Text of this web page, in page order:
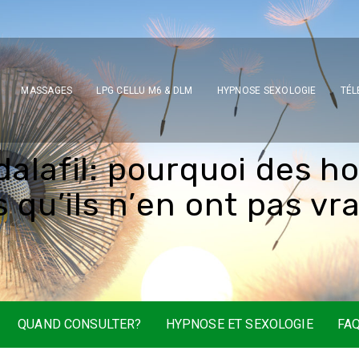
MASSAGES LPG CELLU M6 & DLM HYPNOSE SEXOLOGIE
alafil: pourquoi des ho
qu’ils n’en ont pas vr
QUAND CONSULTER? HYPNOSE ET SEXOLOGIE